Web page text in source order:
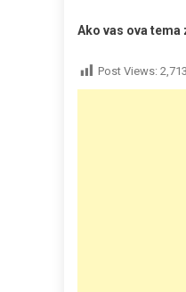
Ako vas ova
Post Views: 2,713